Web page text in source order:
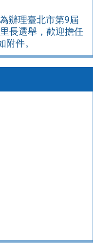
辦理臺北市第9屆
長選舉，歡迎擔任
件。